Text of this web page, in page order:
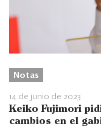
Notas
14 de junio de 2023
Keiko Fujimori
cambios en el